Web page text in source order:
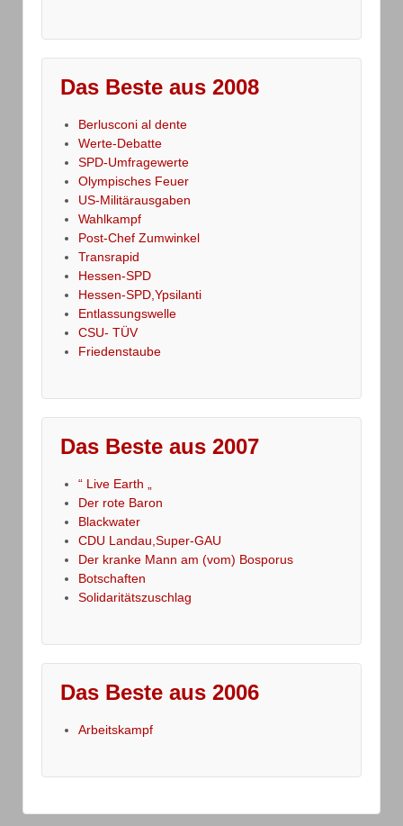
Das Beste aus 2008
Berlusconi al dente
Werte-Debatte
SPD-Umfragewerte
Olympisches Feuer
US-Militärausgaben
Wahlkampf
Post-Chef Zumwinkel
Transrapid
Hessen-SPD
Hessen-SPD,Ypsilanti
Entlassungswelle
CSU- TÜV
Friedenstaube
Das Beste aus 2007
“ Live Earth „
Der rote Baron
Blackwater
CDU Landau,Super-GAU
Der kranke Mann am (vom) Bosporus
Botschaften
Solidaritätszuschlag
Das Beste aus 2006
Arbeitskampf